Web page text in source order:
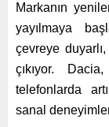
Markanın
yayılmaya
çevreye
çıkıyor.
telefonlarda
sanal